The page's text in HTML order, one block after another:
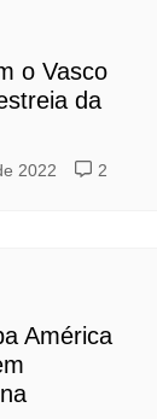
o Vasco
da
2022 2
América